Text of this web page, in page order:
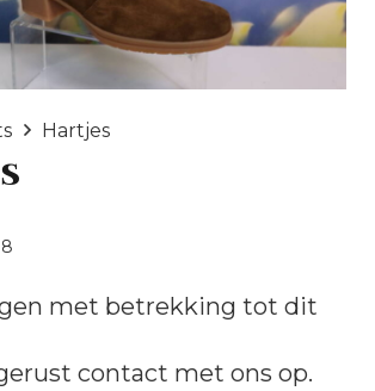
Hartjes
met betrekking tot dit
contact met ons op.